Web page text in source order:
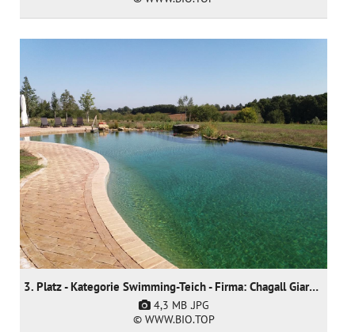
3. Platz - Kategorie Swimming-Teich - Firma: Chagall Giardini SNC - Arch. Anja Werner
4,3 MB .JPG
© WWW.BIO.TOP